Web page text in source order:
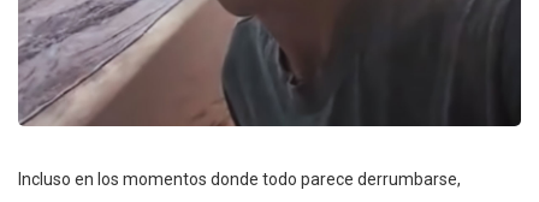
Incluso en los momentos donde todo parece derrumbarse,